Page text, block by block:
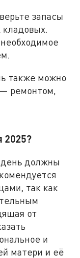
запасы
кладовых.
также можно
ремонтом,
2025?
должны
так как
от
и
матери и её